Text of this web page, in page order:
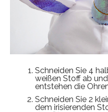
Schneiden Sie 4
weißen Stoff ab
entstehen die
Schneiden Sie 2
dem irisierenden